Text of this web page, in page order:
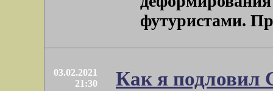
футуристами.
03.02.2021
21:30
Как я подловил